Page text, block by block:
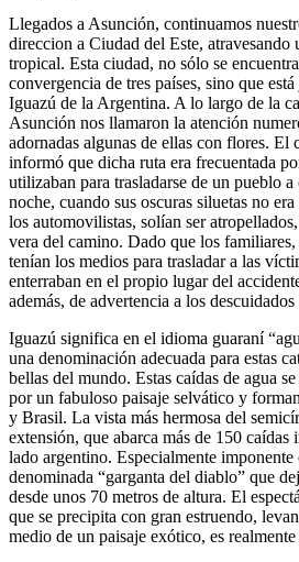
Llegados a Asunción, continuamos
direccion a Ciudad del Este, atravesando
tropical. Esta ciudad, no sólo se
convergencia de tres países, sino que
Iguazú de la Argentina. A lo largo de la
Asunción nos llamaron la atención
adornadas algunas de ellas con flores. El
informó que dicha ruta era frecuentada
utilizaban para trasladarse de un pueblo
noche, cuando sus oscuras siluetas no
los automovilistas, solían ser
vera del camino. Dado que los
tenían los medios para trasladar a las
enterraban en el propio lugar del
además, de advertencia a los
Iguazú significa en el idioma guaraní
una denominación adecuada para estas
bellas del mundo. Estas caídas de agua
por un fabuloso paisaje selvático y
y Brasil. La vista más hermosa del
extensión, que abarca más de 150
lado argentino. Especialmente imponente
denominada
garganta del diablo
que
desde unos 70 metros de altura. El
que se precipita con gran estruendo,
medio de un paisaje exótico, es